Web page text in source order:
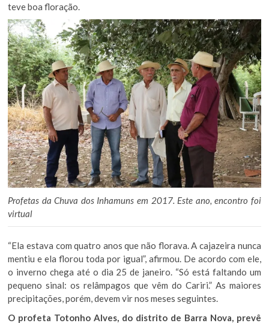
teve boa floração.
Profetas da Chuva dos Inhamuns em 2017. Este ano, encontro foi
virtual
“Ela estava com quatro anos que não florava. A cajazeira nunca
mentiu e ela florou toda por igual”, afirmou. De acordo com ele,
o inverno chega até o dia 25 de janeiro. “Só está faltando um
pequeno sinal: os relâmpagos que vêm do Cariri.” As maiores
precipitações, porém, devem vir nos meses seguintes.
O profeta Totonho Alves, do distrito de Barra Nova, prevê